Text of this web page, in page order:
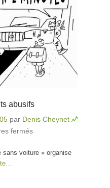
abusifs
par Denis Cheynet
fermés
abusifs
sans voiture » organise